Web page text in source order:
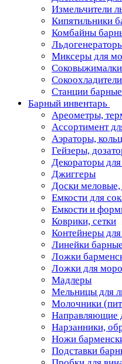
Измельчители
Кипятильники
Комбайны
Миксеры для
Соковыжималки
Сокоохладители
Станции барные
Барный инвентарь
Ареометры,
Ассортимент
Аэраторы,
Гейзеры,
Декораторы
Джиггеры
Доски
Емкости для
Емкости и
Коврики, сетки
Контейнеры
Линейки барные
Ложки
Ложки для
Мадлеры
Мельницы для
Молочники
Направляющие
Нарзанники,
Ножи
Подставки